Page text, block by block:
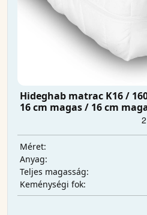
Hideghab matrac K16 /
16 cm magas / 16 cm
Méret:
Anyag:
Teljes magasság:
Keménységi fok: